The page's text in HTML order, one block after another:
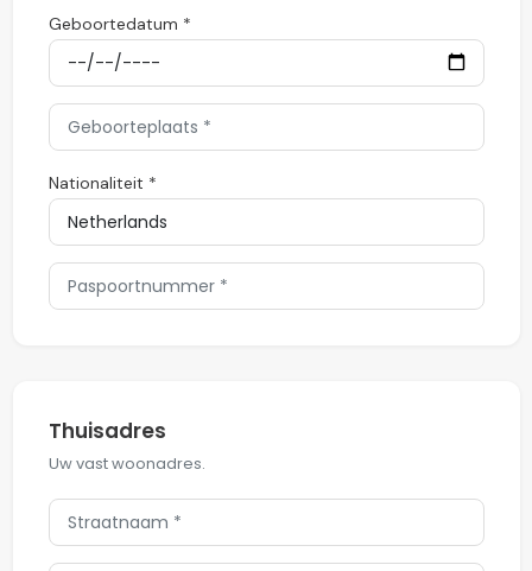
Geboortedatum *
Nationaliteit *
Thuisadres
Uw vast woonadres.